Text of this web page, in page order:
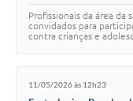
Profissionais da área da
convidados para
contra crianças e
11/05/2026 às 12h23